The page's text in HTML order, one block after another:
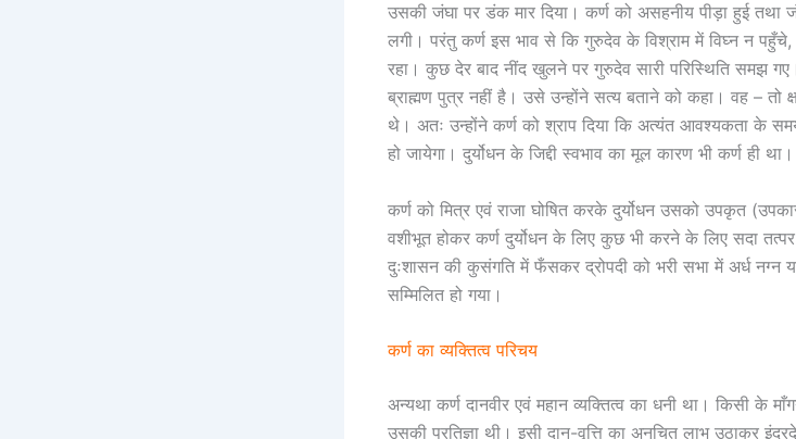
उसकी जंघा पर डंक मार दिया। कर्ण को असहनीय पीड़ा हुई तथा
लगी। परंतु कर्ण इस भाव से कि गुरुदेव के विश्राम में विघ्न न
रहा। कुछ देर बाद नींद खुलने पर गुरुदेव सारी परिस्थिति समझ
ब्राह्मण पुत्र नहीं है। उसे उन्होंने सत्य बताने को कहा। वह – तो
थे। अतः उन्होंने कर्ण को श्राप दिया कि अत्यंत आवश्यकता के
हो जायेगा। दुर्योधन के जिद्दी स्वभाव का मूल कारण भी कर्ण ही था।
कर्ण को मित्र एवं राजा घोषित करके दुर्योधन उसको उपकृत
वशीभूत होकर कर्ण दुर्योधन के लिए कुछ भी करने के लिए सदा
दुःशासन की कुसंगति में फँसकर द्रोपदी को भरी सभा में अर्ध नग्न
सम्मिलित हो गया।
कर्ण का व्यक्तित्व परिचय
अन्यथा कर्ण दानवीर एवं महान व्यक्तित्व का धनी था। किसी के
उसकी प्रतिज्ञा थी। इसी दान-वृत्ति का अनुचित लाभ उठाकर